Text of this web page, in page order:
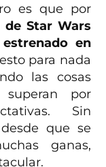
es que por
Star Wars
en
para nada
las cosas
por
Sin
que se
ganas,